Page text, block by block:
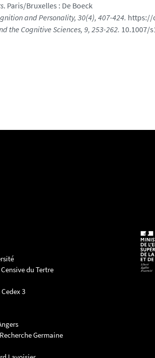
. Paris/Bruxelles : De Boeck
and Personality, 30(4), 407-424. https://
the Cognitive Sciences, 9, 253-262. 10.1007/
du Tertre
3
Germaine